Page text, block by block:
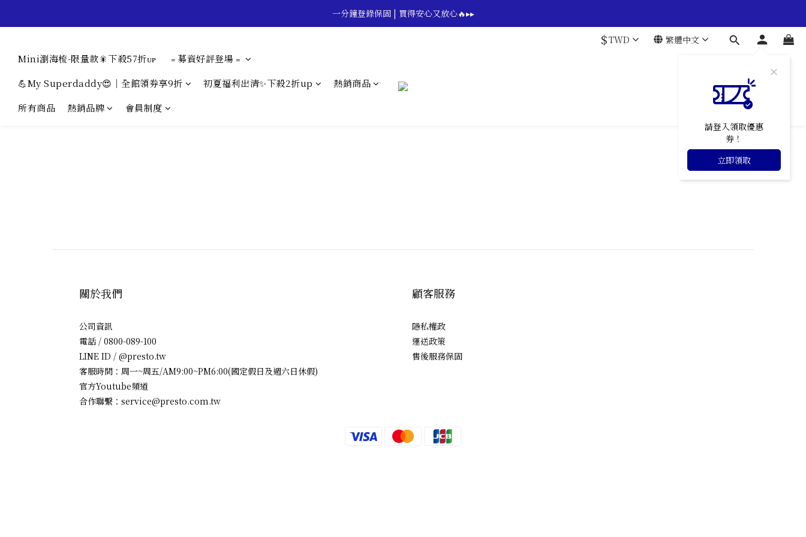
🔥💪My Superdad😍｜全館領券享9折｜立即領券 →
一分鐘登錄保固 | 買得安心又放心🔥▸▸
$TWD 繁體中文
請登入領取優惠
券！
立即領取
Mini瀏海梳-限量款🎇下殺57折ᴜᴘ
﹦募資好評登場﹦
💪My Superdaddy😍｜全館領券享9折
初夏福利出清✨下殺2折up
熱銷商品
所有商品
熱銷品牌 會員制度
關於我們
公司資訊
電話 / 0800-089-100
LINE ID / @presto.tw
客服時間：周一~周五/AM9:00~PM6:00(國定假日及週六日休假)
官方Youtube頻道
合作聯繫：service@presto.com.tw
顧客服務
隱私權政
運送政策
售後服務保固